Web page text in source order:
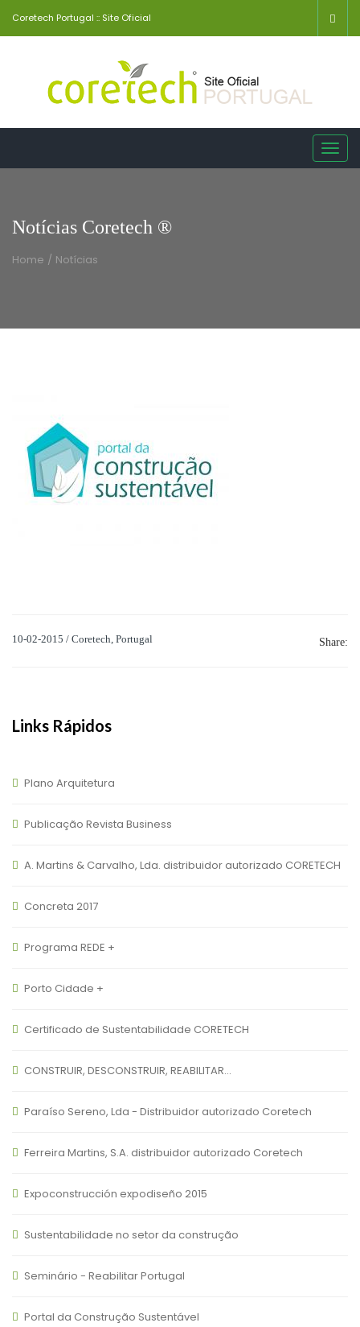
Coretech Portugal :: Site Oficial
Notícias Coretech ®
Home / Notícias
10-02-2015 / Coretech, Portugal Share:
Links Rápidos
Plano Arquitetura
Publicação Revista Business
A. Martins & Carvalho, Lda. distribuidor autorizado CORETECH
Concreta 2017
Programa REDE +
Porto Cidade +
Certificado de Sustentabilidade CORETECH
CONSTRUIR, DESCONSTRUIR, REABILITAR…
Paraíso Sereno, Lda - Distribuidor autorizado Coretech
Ferreira Martins, S.A. distribuidor autorizado Coretech
Expoconstrucción expodiseño 2015
Sustentabilidade no setor da construção
Seminário - Reabilitar Portugal
Portal da Construção Sustentável